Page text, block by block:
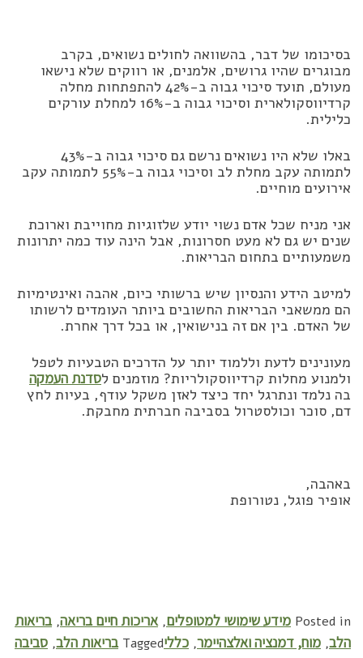
בסיכומו של דבר, בהשוואה לחולים נשואים, בקרב
מבוגרים שהיו גרושים, אלמנים, או רווקים שלא נישאו
מעולם, תועד סיכוי גבוה ב-42% להתפתחות מחלה
קרדיווסקולארית וסיכוי גבוה ב-16% למחלת עורקים
כלילית.
באלו שלא היו נשואים נרשם גם סיכוי גבוה ב-43%
לתמותה עקב מחלת לב וסיכוי גבוה ב-55% לתמותה עקב
אירועים מוחיים.
אני מניח שכל אדם נשוי יודע שלזוגיות מחוייבת וארוכת
שנים יש גם לא מעט חסרונות, אבל הינה עוד כמה יתרונות
משמעותיים בתחום הבריאות.
למיטב הידע והנסיון שיש ברשותי כיום, אהבה ואינטימיות
הם ממשאבי הבריאות החשובים ביותר העומדים לרשותו
של האדם. בין אם זה בנישואין, או בכל דרך אחרת.
מעונינים לדעת וללמוד יותר על הדרכים הטבעיות לטפל
ולמנוע מחלות קרדיווסקולריות? מוזמנים לסדנת העמקה
בה נלמד ונתרגל יחד כיצד לאזן משקל עודף, בעיות לחץ
דם, סוכר וכולסטרול בסביבה חברתית מחבקת.
באהבה,
אופיר פוגל, נטורופת
Posted in מידע שימושי למטופלים,אריכות חיים בריאה,בריאות
הלב, מוח, דמנציה ואלצהיימר, כלליTagged בריאות הלב, סביבה